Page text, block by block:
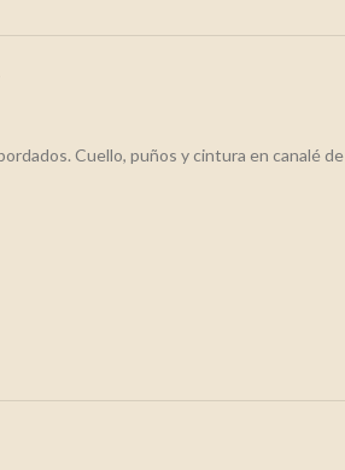
Cuello, puños y cintura en canalé de